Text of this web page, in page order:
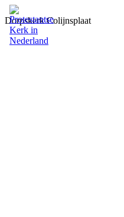
Dorpskerk Colijnsplaat